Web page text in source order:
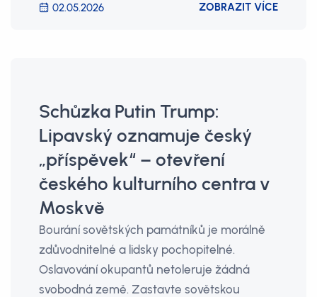
02.05.2026 ZOBRAZIT VÍCE
Schůzka Putin Trump:
Lipavský oznamuje český
„příspěvek“ – otevření
českého kulturního centra v
Moskvě
Bourání sovětských památníků je morálně
zdůvodnitelné a lidsky pochopitelné.
Oslavování okupantů netoleruje žádná
svobodná země. Zastavte sovětskou